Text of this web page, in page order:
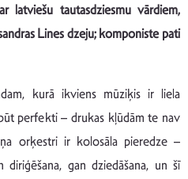
latviešu tautasdziesmu vārdiem,
Lines dzeju; komponiste pati
kurā ikviens mūziķis ir liela
perfekti – drukas kļūdām te nav
orķestri ir kolosāla pieredze –
gan dziedāšana, un šī